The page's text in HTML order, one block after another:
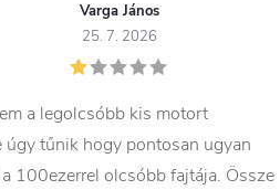
Varga János
25. 7. 2026
a legolcsóbb kis motort
úgy tűnik hogy pontosan ugyan
100ezerrel olcsóbb fajtája. Össze